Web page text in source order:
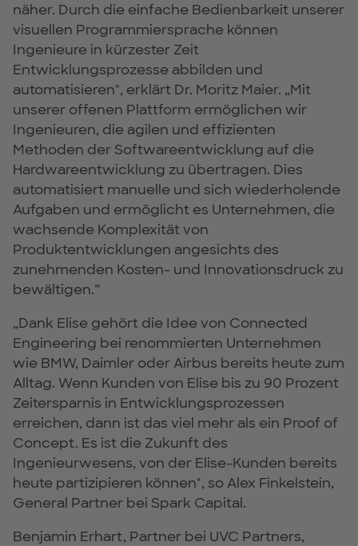
näher. Durch die einfache Bedienbarkeit unserer
visuellen Programmiersprache können
Ingenieure in kürzester Zeit
Entwicklungsprozesse abbilden und
automatisieren", erklärt Dr. Moritz Maier. „Mit
unserer offenen Plattform ermöglichen wir
Ingenieuren, die agilen und effizienten
Methoden der Softwareentwicklung auf die
Hardwareentwicklung zu übertragen. Dies
automatisiert manuelle und sich wiederholende
Aufgaben und ermöglicht es Unternehmen, die
wachsende Komplexität von
Produktentwicklungen angesichts des
zunehmenden Kosten- und Innovationsdruck zu
bewältigen.”
„Dank Elise gehört die Idee von Connected
Engineering bei renommierten Unternehmen
wie BMW, Daimler oder Airbus bereits heute zum
Alltag. Wenn Kunden von Elise bis zu 90 Prozent
Zeitersparnis in Entwicklungsprozessen
erreichen, dann ist das viel mehr als ein Proof of
Concept. Es ist die Zukunft des
Ingenieurwesens, von der Elise-Kunden bereits
heute partizipieren können", so Alex Finkelstein,
General Partner bei Spark Capital.
Benjamin Erhart, Partner bei UVC Partners,